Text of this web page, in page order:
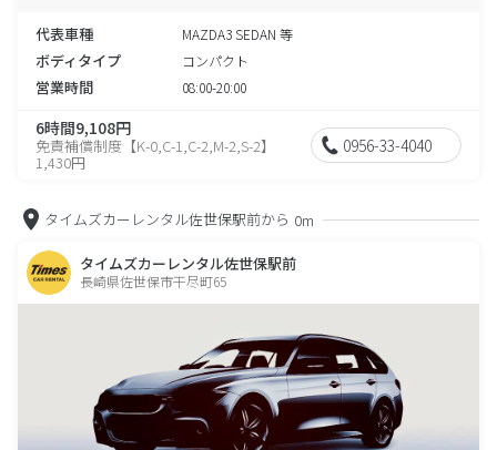
代表車種 MAZDA3 SEDAN 等
ボディタイプ コンパクト
営業時間 08:00-20:00
6時間9,108円
免責補償制度【K-0,C-1,C-2,M-2,S-2】
1,430円
0956-33-4040
タイムズカーレンタル佐世保駅前から 0m
タイムズカーレンタル佐世保駅前
長崎県佐世保市干尽町65